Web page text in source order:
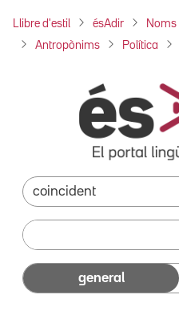
Llibre d'estil ésAdir Noms
Antropònims Política
general